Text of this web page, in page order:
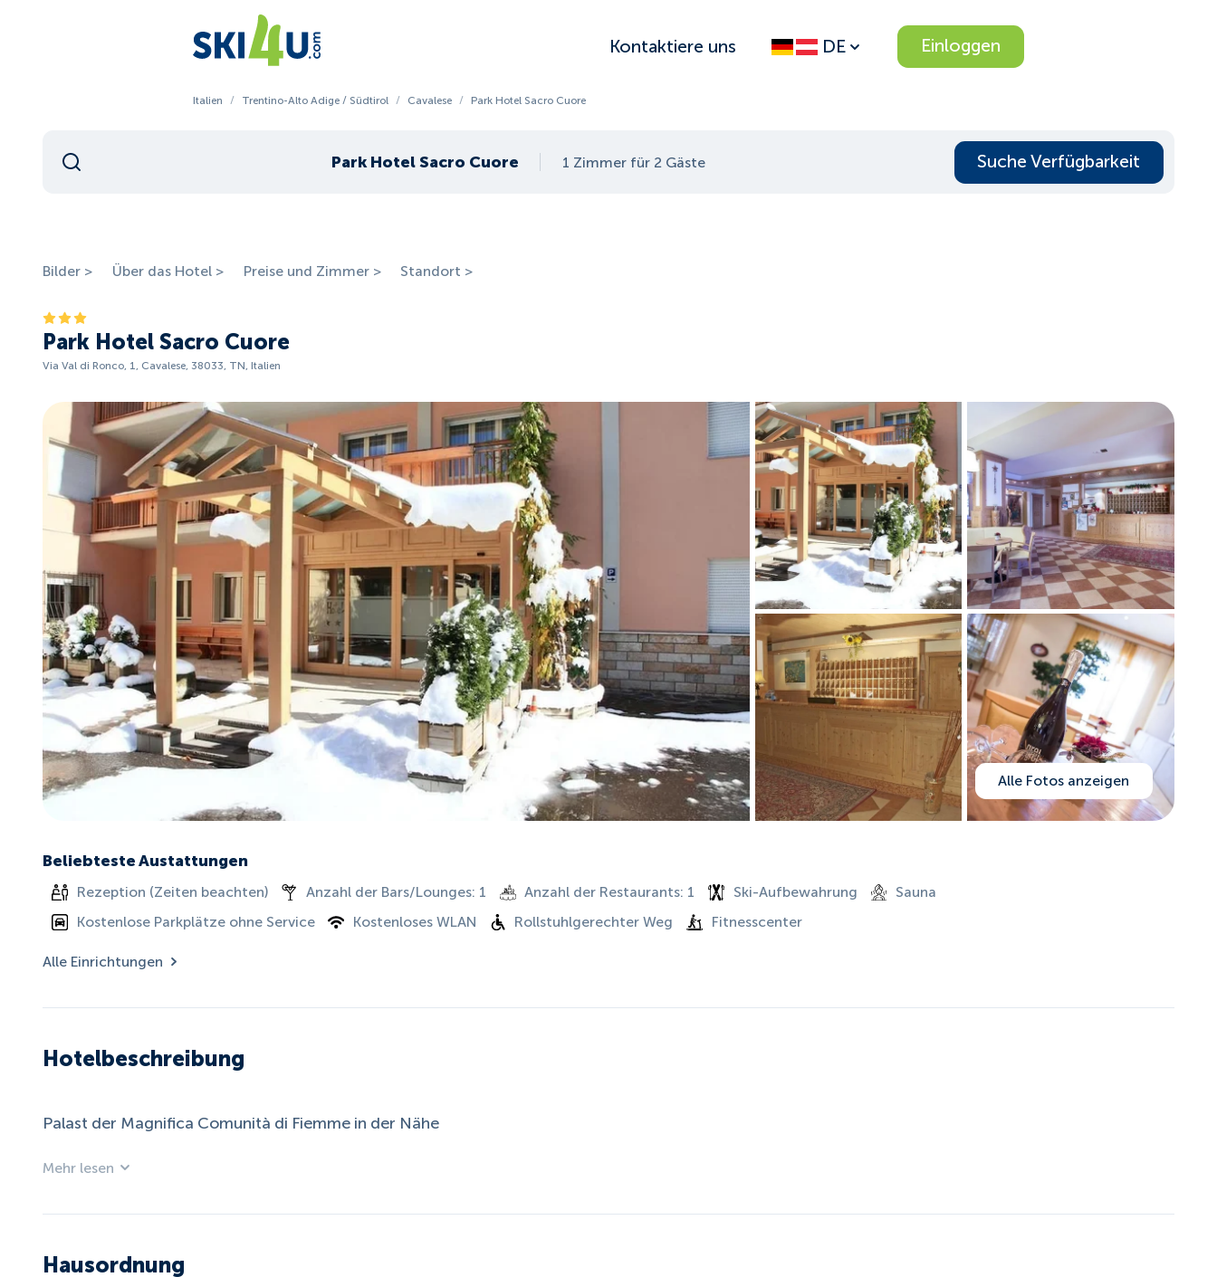
Kontaktiere uns DE Einloggen
Italien / Trentino-Alto Adige / Südtirol / Cavalese / Park Hotel Sacro Cuore
Park Hotel Sacro Cuore 1 Zimmer für 2 Gäste Suche Verfügbarkeit
Bilder > Über das Hotel > Preise und Zimmer > Standort >
Park Hotel Sacro Cuore
Via Val di Ronco, 1, Cavalese, 38033, TN, Italien
Alle Fotos anzeigen
Beliebteste Austattungen
Rezeption (Zeiten beachten) Anzahl der Bars/Lounges: 1 Anzahl der Restaurants: 1 Ski-Aufbewahrung
Sauna
Kostenlose Parkplätze ohne Service
Kostenloses WLAN Rollstuhlgerechter Weg Fitnesscenter
Alle Einrichtungen
Hotelbeschreibung
Palast der Magnifica Comunità di Fiemme in der Nähe
Mehr lesen
Hausordnung